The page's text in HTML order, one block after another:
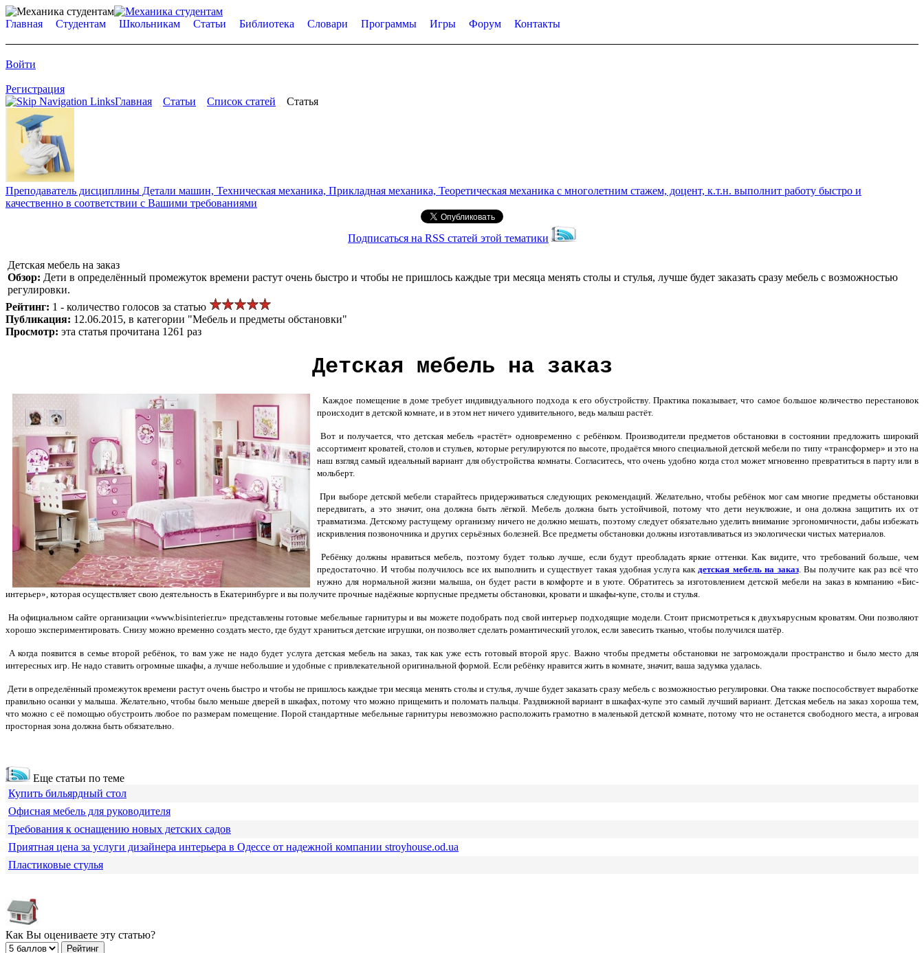
Главная Студентам Школьникам Статьи Библиотека Словари Программы Игры Форум Контакты
Войти
Регистрация
Главная
Статьи Список статей Статья
Преподаватель дисциплины Детали машин, Техническая механика, Прикладная механика, Теоретическая механика с многолетним стажем, доцент, к.т.н. выполнит работу быстро и
качественно в соответствии с Вашими требованиями
Подписаться на RSS статей этой тематики
Детская мебель на заказ
Обзор: Дети в определённый промежуток времени растут очень быстро и чтобы не пришлось каждые три месяца менять столы и стулья, лучше будет заказать сразу мебель с возможностью
регулировки.
Рейтинг: 1 - количество голосов за статью
Публикация: 12.06.2015, в категории "Мебель и предметы обстановки"
Просмотр: эта статья прочитана 1261 раз
Детская мебель на заказ
Каждое помещение в доме требует индивидуального подхода к его обустройству. Практика показывает, что самое большое количество перестановок
происходит в детской комнате, и в этом нет ничего удивительного, ведь малыш растёт.
Вот и получается, что детская мебель «растёт» одновременно с ребёнком. Производители предметов обстановки в состоянии предложить широкий
ассортимент кроватей, столов и стульев, которые регулируются по высоте, продаётся много специальной детской мебели по типу «трансформер» и это на
наш взгляд самый идеальный вариант для обустройства комнаты. Согласитесь, что очень удобно когда стол может мгновенно превратиться в парту или в
мольберт.
При выборе детской мебели старайтесь придерживаться следующих рекомендаций. Желательно, чтобы ребёнок мог сам многие предметы обстановки
передвигать, а это значит, она должна быть лёгкой. Мебель должна быть устойчивой, потому что дети неуклюжие, и она должна защитить их от
травматизма. Детскому растущему организму ничего не должно мешать, поэтому следует обязательно уделить внимание эргономичности, дабы избежать
искривления позвоночника и других серьёзных болезней. Все предметы обстановки должны изготавливаться из экологически чистых материалов.
Ребёнку должны нравиться мебель, поэтому будет только лучше, если будут преобладать яркие оттенки. Как видите, что требований больше, чем
предостаточно. И чтобы получилось все их выполнить и существует такая удобная услуга какдетская мебель на заказ. Вы получите как раз всё что
нужно для нормальной жизни малыша, он будет расти в комфорте и в уюте. Обратитесь за изготовлением детской мебели на заказ в компанию «Бис-
интерьер», которая осуществляет свою деятельность в Екатеринбурге и вы получите прочные надёжные корпусные предметы обстановки, кровати и шкафы-купе, столы и стулья.
На официальном сайте организации «www.bisinterier.ru» представлены готовые мебельные гарнитуры и вы можете подобрать под свой интерьер подходящие модели. Стоит присмотреться к двухъярусным кроватям. Они позволяют
хорошо экспериментировать. Снизу можно временно создать место, где будут храниться детские игрушки, он позволяет сделать романтический уголок, если завесить тканью, чтобы получился шатёр.
А когда появится в семье второй ребёнок, то вам уже не надо будет услуга детская мебель на заказ, так как уже есть готовый второй ярус. Важно чтобы предметы обстановки не загромождали пространство и было место для
интересных игр. Не надо ставить огромные шкафы, а лучше небольшие и удобные с привлекательной оригинальной формой. Если ребёнку нравится жить в комнате, значит, ваша задумка удалась.
Дети в определённый промежуток времени растут очень быстро и чтобы не пришлось каждые три месяца менять столы и стулья, лучше будет заказать сразу мебель с возможностью регулировки. Она также поспособствует выработке
правильно осанки у малыша. Желательно, чтобы было меньше дверей в шкафах, потому что можно прищемить и поломать пальцы. Раздвижной вариант в шкафах-купе это самый лучший вариант. Детская мебель на заказ хороша тем,
что можно с её помощью обустроить любое по размерам помещение. Порой стандартные мебельные гарнитуры невозможно расположить грамотно в маленькой детской комнате, потому что не останется свободного места, а игровая
просторная зона должна быть обязательно.
Еще статьи по теме
Купить бильярдный стол
Офисная мебель для руководителя
Требования к оснащению новых детских садов
Приятная цена за услуги дизайнера интерьера в Одессе от надежной компании stroyhouse.od.ua
Пластиковые стулья
Как Вы оцениваете эту статью?